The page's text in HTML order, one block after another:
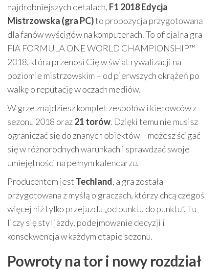
najdrobniejszych detalach, F1 2018 Edycja
Mistrzowska (gra PC)to propozycja przygotowana
dla fanów wyścigów na komputerach. To oficjalna gra
FIA FORMULA ONE WORLD CHAMPIONSHIP™
2018, która przenosi Cię w świat rywalizacji na
poziomie mistrzowskim – od pierwszych okrążeń po
walkę o reputację w oczach mediów.
W grze znajdziesz komplet zespołów i kierowców z
sezonu 2018 oraz21 torów. Dzięki temu nie musisz
ograniczać się do znanych obiektów – możesz ścigać
się w różnorodnych warunkach i sprawdzać swoje
umiejętności na pełnym kalendarzu.
Producentem jest Techland, a gra została
przygotowana z myślą o graczach, którzy chcą czegoś
więcej niż tylko przejazdu „od punktu do punktu”. Tu
liczy się styl jazdy, podejmowanie decyzji i
konsekwencja w każdym etapie sezonu.
Powroty na tor i nowy rozdział